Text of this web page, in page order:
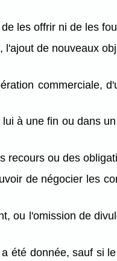
les offrir ni de les
de nouveaux
commerciale,
à une fin ou dans
recours ou des
de négocier les
ou l'omission de
été donnée, sauf si